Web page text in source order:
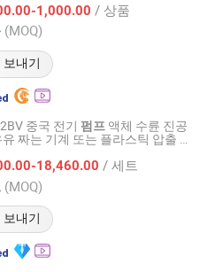
1,000.00 / 상품
(MOQ)
보내기
후 2020
중국 전기 펌프 액체 수륜 진공
유 짜는 기계 또는 플라스틱 압출
18,460.00 / 세트
(MOQ)
보내기
Ltd.
후 2011